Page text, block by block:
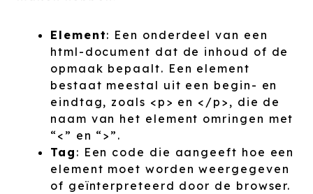
Element: Een onderdeel van een
html-document dat de inhoud of de
opmaak bepaalt. Een element
bestaat meestal uit een begin- en
eindtag, zoals <p> en </p>, die de
naam van het element omringen met
“<” en “>”.
Tag : Een code die aangeeft hoe een
element moet worden weergegeven
of geïnterpreteerd door de browser.